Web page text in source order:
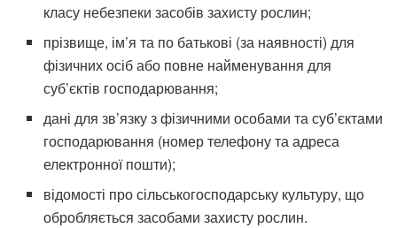
класу небезпеки засобів захисту рослин;
прізвище, ім’я та по батькові (за наявності) для
фізичних осіб або повне найменування для
суб’єктів господарювання;
дані для зв’язку з фізичними особами та суб’єктами
господарювання (номер телефону та адреса
електронної пошти);
відомості про сільськогосподарську культуру, що
обробляється засобами захисту рослин.